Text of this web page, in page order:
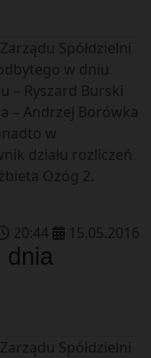
Spółdzielni
w dniu
– Ryszard Burski
– Andrzej Borówka
w
działu rozliczeń
Ożóg 2.
20:44 15.05.2016
dnia
Spółdzielni